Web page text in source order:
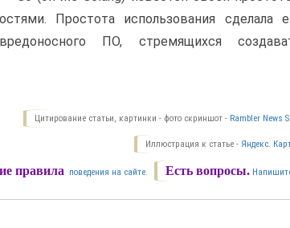
Простота использования сделала
ПО, стремящихся
Цитирование статьи, картинки - фото скриншот - Rambler News
Иллюстрация к статье - Яндекс.
Есть вопросы.
правила поведения на сайте.